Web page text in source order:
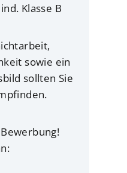
Klasse B
sowie ein
sollten Sie